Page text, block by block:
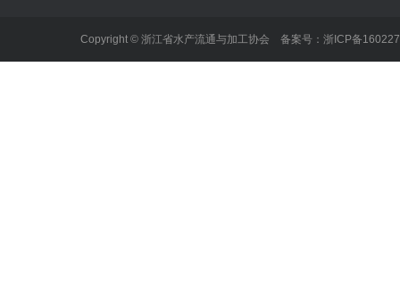
Copyright © 浙江省水产流通与加工协会 备案号： 浙ICP备